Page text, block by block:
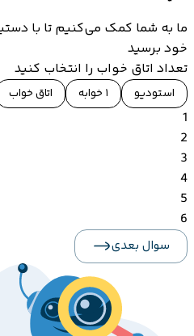
ما به شما کمک می‌کنیم تا با
خود برسید
تعداد اتاق خواب را انتخاب کنید
استودیو ۱ خوابه اتاق خواب
1
2
3
4
5
6
سوال بعدی